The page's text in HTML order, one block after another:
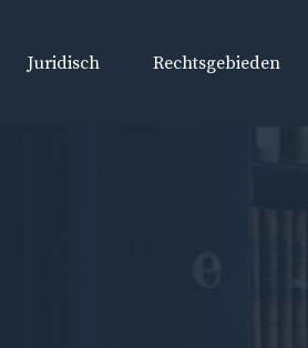
Juridisch Rechtsgebieden